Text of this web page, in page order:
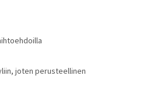
joten perusteellinen